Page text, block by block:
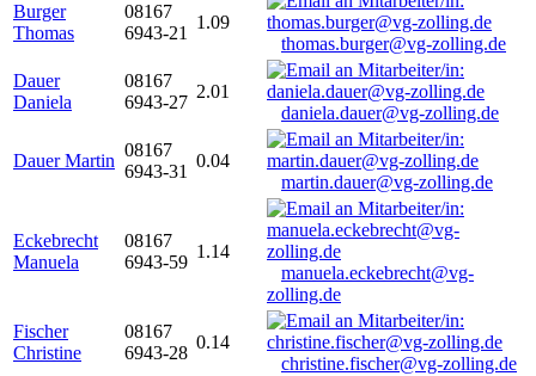
Burger
Thomas
08167
6943-21
1.09
thomas.burger@vg-zolling.de
Dauer
Daniela
08167
6943-27
2.01
daniela.dauer@vg-zolling.de
Dauer Martin
08167
6943-31
0.04
martin.dauer@vg-zolling.de
Eckebrecht
Manuela
08167
6943-59
1.14
manuela.eckebrecht@vg-
zolling.de
Fischer
Christine
08167
6943-28
0.14
christine.fischer@vg-zolling.de